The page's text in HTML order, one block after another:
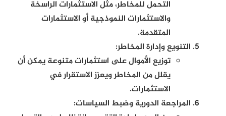
التحمل للمخاطر، مثل الاستثمارات الراسخة
والاستثمارات النموذجية أو الاستثمارات
المتقدمة.
التنويع وإدارة المخاطر:
توزيع الأموال على استثمارات متنوعة يمكن أن
يقلل من المخاطر ويعزز الاستقرار في
الاستثمارات.
المراجعة الدورية وضبط السياسات: